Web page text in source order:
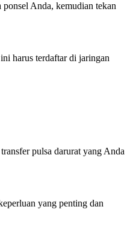
Anda, kemudian tekan
harus terdaftar di jaringan
pulsa darurat yang Anda
yang penting dan